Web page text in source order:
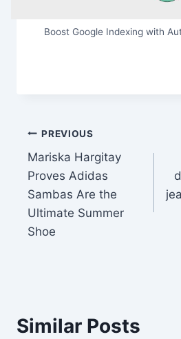
Boost Google Indexing with
Post
navigation
PREVIOUS
Mariska Hargitay
Proves Adidas
Sambas Are the
Ultimate Summer
Shoe
Similar Posts